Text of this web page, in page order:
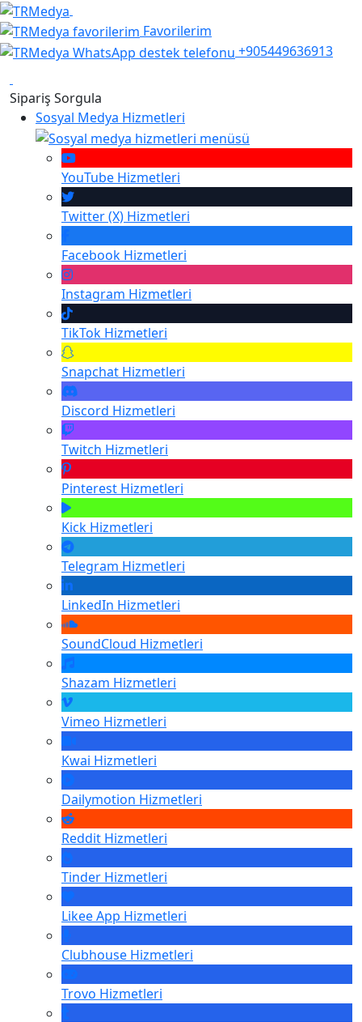
Favorilerim
+905449636913
Sipariş Sorgula
Sosyal Medya Hizmetleri
YouTube Hizmetleri
Twitter (X) Hizmetleri
Facebook Hizmetleri
Instagram Hizmetleri
TikTok Hizmetleri
Snapchat Hizmetleri
Discord Hizmetleri
Twitch Hizmetleri
Pinterest Hizmetleri
Kick Hizmetleri
Telegram Hizmetleri
LinkedIn Hizmetleri
SoundCloud Hizmetleri
Shazam Hizmetleri
Vimeo Hizmetleri
Kwai Hizmetleri
Dailymotion Hizmetleri
Reddit Hizmetleri
Tinder Hizmetleri
Likee App Hizmetleri
Clubhouse Hizmetleri
Trovo Hizmetleri